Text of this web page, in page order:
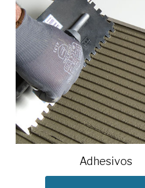
Adhesivos